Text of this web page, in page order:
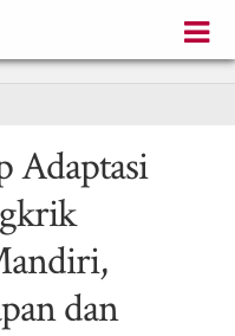
Adaptasi
dan